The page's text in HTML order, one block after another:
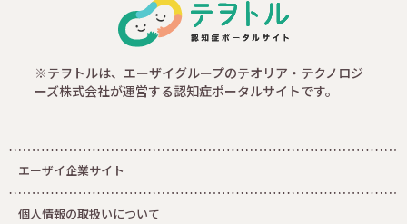
※テヲトルは、エーザイグループのテオリア・テクノロジ
ーズ株式会社が運営する認知症ポータルサイトです。
エーザイ企業サイト
個人情報の取扱いについて